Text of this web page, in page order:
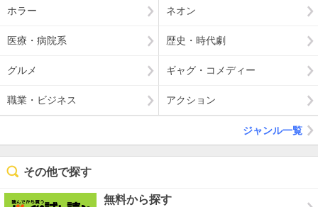
ホラー ネオン
医療・病院系 歴史・時代劇
グルメ ギャグ・コメディー
職業・ビジネス アクション
ジャンル一覧
その他で探す
無料から探す